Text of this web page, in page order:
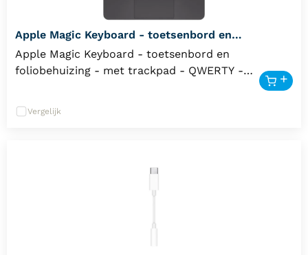
Apple Magic Keyboard - toetsenbord en
foliobehuizing - met trackpad - QWERTY -
Nederlands - zwart Input Device
Apple Magic Keyboard - toetsenbord en
foliobehuizing - met trackpad - QWERTY -
Vergelijk